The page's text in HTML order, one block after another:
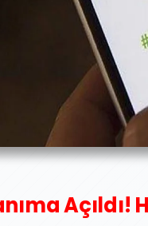
Açıldı!